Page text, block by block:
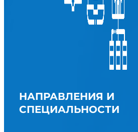
НАПРАВЛЕНИЯ И
СПЕЦИАЛЬНОСТИ